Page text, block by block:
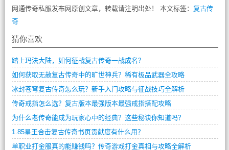
网通传奇私服发布网原创文章，转载请注明出处！ 本文标签： 复古传
奇
猜你喜欢
踏上玛法大陆，如何征战复古传奇一战成名？
如何获取无赦复古传奇中的旷世神兵？稀有极品武器全攻略
冰封苍穹复古传奇怎么玩？新手入门攻略与征战技巧全解析
传奇戒指怎么选？复古版本最强版本最强戒指搭配攻略
为什么老传奇能成为玩家心中的经典？这些秘诀你知道吗？
1.85星王合击复古传奇书页贡献度有什么用？
单职业打金服真的能赚钱吗？传奇游戏打金真相与攻略全解析